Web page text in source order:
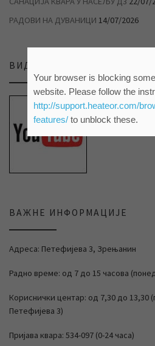
РАДОВИ НА ДУВАНИЦИ 14/07/2026
ВИДЕО ПРИЛОЗИ НА НАШЕМ
ВАЖНЕ ИНФОРМАЦИЈЕ
Адреса: Петефијева 3, Зрењанин
Радно време: од 7 до 15 часова
Кориснички центар: од 7,30 до 13,30
Петефијева 3)
Пријава квара: 534-097 (0-24 часа)
Your browser is blocking
website. Please follow the
http://support.heateor.com/
features/to unblock these.